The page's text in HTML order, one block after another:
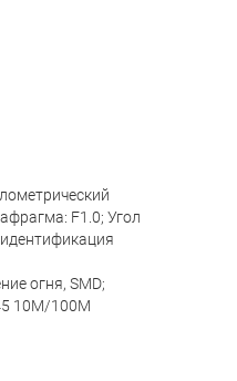
F1.0; Угол
огня, SMD;
10M/100M